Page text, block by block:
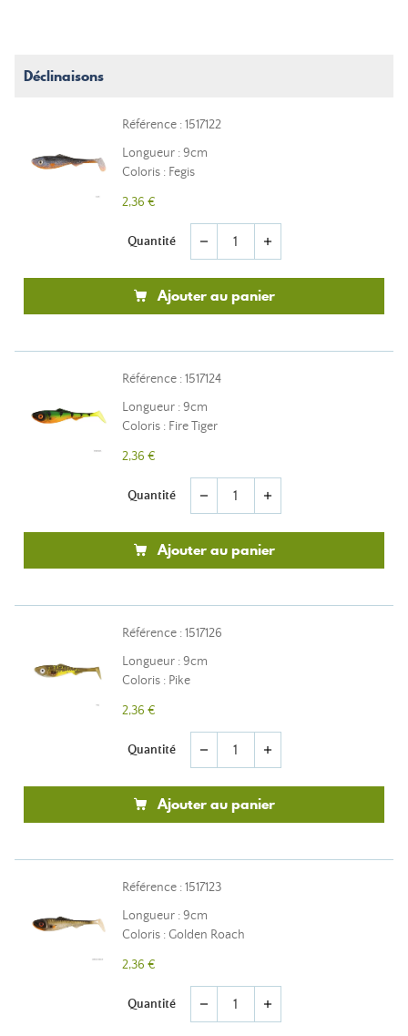
Déclinaisons
Référence : 1517122
Longueur : 9cm
Coloris : Fegis
2,36 €
Quantité remove add
Ajouter au panier
Référence : 1517124
Longueur : 9cm
Coloris : Fire Tiger
2,36 €
Quantité remove add
Ajouter au panier
Référence : 1517126
Longueur : 9cm
Coloris : Pike
2,36 €
Quantité remove add
Ajouter au panier
Référence : 1517123
Longueur : 9cm
Coloris : Golden Roach
2,36 €
Quantité remove add